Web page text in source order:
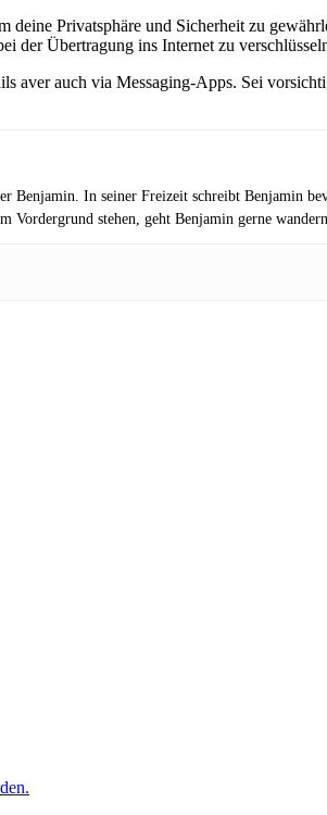
Privatsphäre und Sicherheit zu
der Übertragung ins Internet zu
aver auch via Messaging-Apps. Sei
Benjamin. In seiner Freizeit schreibt Benjamin
stehen, geht Benjamin gerne wandern.